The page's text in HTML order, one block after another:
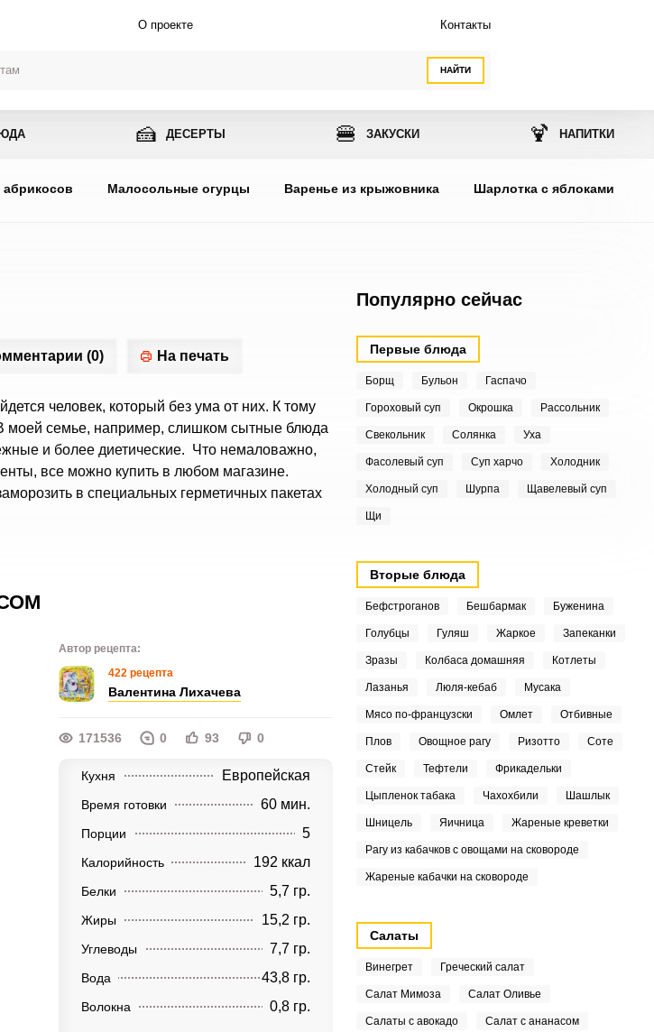
НАЙТИ
О проекте Контакты
🍰 ДЕСЕРТЫ 🍔 ЗАКУСКИ 🍹 НАПИТКИ
абрикосов Малосольные огурцы Варенье из крыжовника Шарлотка с яблоками
(0) На печать
человек, который без ума от них. К тому
моей семье, например, слишком сытные блюда
и более диетические. Что немаловажно,
все можно купить в любом магазине.
в специальных герметичных пакетах
Автор рецепта:
422 рецепта
Валентина Лихачева
171536 0 93 0
Кухня Европейская
Время готовки 60 мин.
Порции 5
Калорийность 192 ккал
Белки 5,7 гр.
Жиры 15,2 гр.
Углеводы 7,7 гр.
Вода 43,8 гр.
Волокна 0,8 гр.
Популярно сейчас
Первые блюда
Борщ Бульон Гаспачо
Гороховый суп Окрошка Рассольник
Свекольник Солянка Уха
Фасолевый суп Суп харчо Холодник
Холодный суп Шурпа Щавелевый суп
Щи
Вторые блюда
Бефстроганов Бешбармак Буженина
Голубцы Гуляш Жаркое Запеканки
Зразы Колбаса домашняя Котлеты
Лазанья Люля-кебаб Мусака
Мясо по-французски Омлет Отбивные
Плов Овощное рагу Ризотто Соте
Стейк Тефтели Фрикадельки
Цыпленок табака Чахохбили Шашлык
Шницель Яичница Жареные креветки
Рагу из кабачков с овощами на сковороде
Жареные кабачки на сковороде
Салаты
Винегрет Греческий салат
Салат Мимоза Салат Оливье
Салаты с авокадо Салат с ананасом